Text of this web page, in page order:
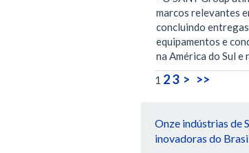
marcos relevantes
concluindo
equipamentos e
na América do Sul e
1 23 > >>
Onze indústrias de
inovadoras do